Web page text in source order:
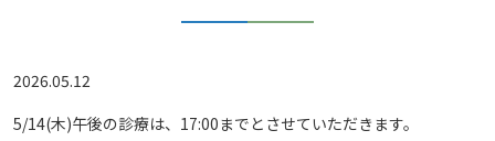
2026.05.12
5/14(木)午後の診療は、17:00までとさせていただきます。